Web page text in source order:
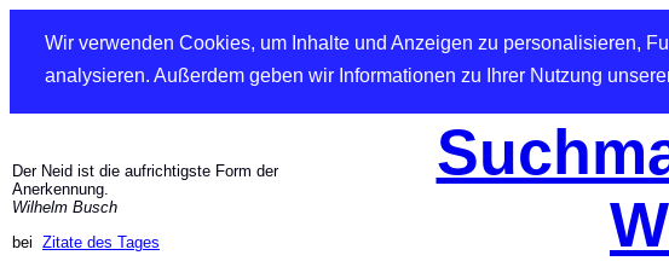
Wir verwenden Cookies, um Inhalte und Anzeigen zu personalisieren,
analysieren. Außerdem geben wir Informationen zu Ihrer Nutzung
Der Neid ist die aufrichtigste Form der
Anerkennung.
Wilhelm Busch
bei Zitate des Tages